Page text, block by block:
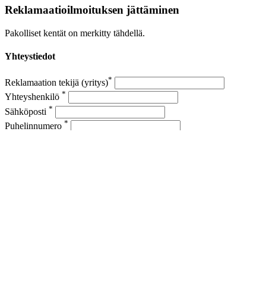
Reklamaatioilmoituksen jättäminen
Pakolliset kentät on merkitty tähdellä.
Yhteystiedot
Reklamaation tekijä (yritys)*
Yhteyshenkilö *
Sähköposti *
Puhelinnumero *